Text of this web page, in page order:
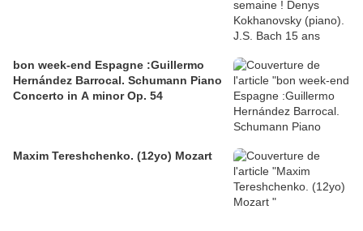
bon week-end Espagne :Guillermo
Hernández Barrocal. Schumann Piano
Concerto in A minor Op. 54
Maxim Tereshchenko. (12yo) Mozart